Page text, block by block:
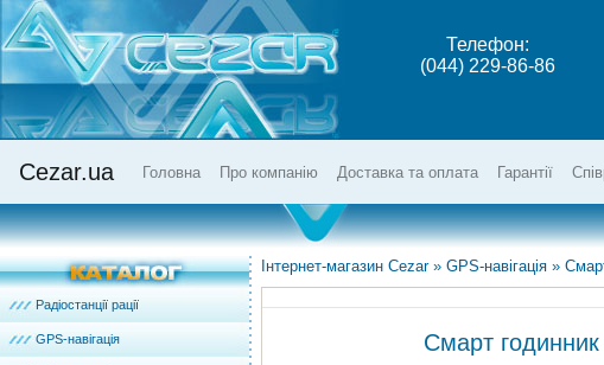
Телефон:
(044) 229-86-86
Cezar.ua Головна Про компанію Доставка та оплата Гарантії
Радіостанції рації
GPS-навігація
Інтернет-магазин Cezar » GPS-навігація »
Смарт